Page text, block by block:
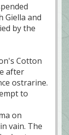
Giella and
by the
Cotton
after
ostrarine.
to
on
vain. The